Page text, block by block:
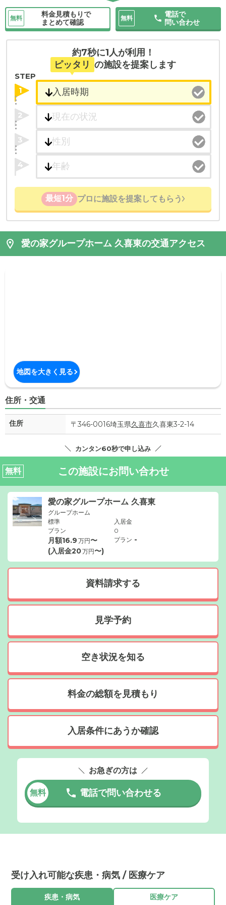
無料
料金見積もりで
まとめて確認
無料
電話で
問い合わせ
約7秒に1人が利用！
ピッタリ の施設を提案します
STEP
1
2
3
4
最短1分 プロに施設を提案してもらう
愛の家グループホーム 久喜東の交通アクセス
地図を大きく見る
住所・交通
住所 〒346-0016埼玉県久喜市久喜東3-2-14
カンタン60秒で申し込み
無料 この施設にお問い合わせ
愛の家グループホーム 久喜東
グループホーム
標準
プラン
月額16.9 万円〜
(入居金20万円〜)
入居金
0
プラン -
資料請求する
見学予約
空き状況を知る
料金の総額を見積もり
入居条件にあうか確認
お急ぎの方は
無料 電話で問い合わせる
受け入れ可能な疾患・病気 / 医療ケア
疾患・病気 医療ケア